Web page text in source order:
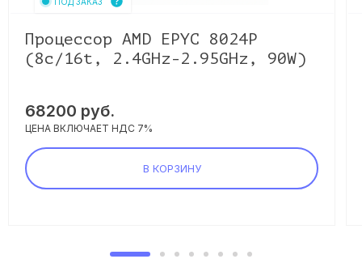
Процессор AMD EPYC 8024P
(8c/16t, 2.4GHz-2.95GHz, 90W)
68200 руб.
ЦЕНА ВКЛЮЧАЕТ НДС 7%
В КОРЗИНУ